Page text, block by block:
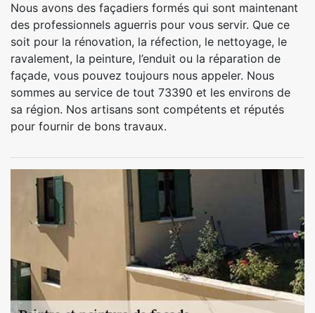
Nous avons des façadiers formés qui sont maintenant
des professionnels aguerris pour vous servir. Que ce
soit pour la rénovation, la réfection, le nettoyage, le
ravalement, la peinture, l’enduit ou la réparation de
façade, vous pouvez toujours nous appeler. Nous
sommes au service de tout 73390 et les environs de
sa région. Nos artisans sont compétents et réputés
pour fournir de bons travaux.